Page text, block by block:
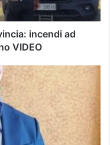
incendi ad
VIDEO